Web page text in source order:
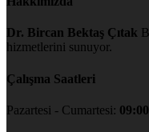
Dr. Bircan Bektaş Çıtak
hizmetlerini sunuyor.
Çalışma Saatleri
Pazartesi - Cumartesi: